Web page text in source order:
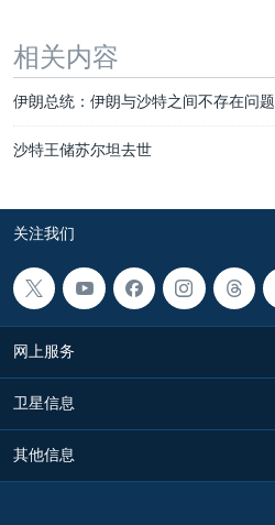
相关内容
伊朗总统：伊朗与沙特之间不存在问题
沙特王储苏尔坦去世
关注我们
网上服务
卫星信息
其他信息